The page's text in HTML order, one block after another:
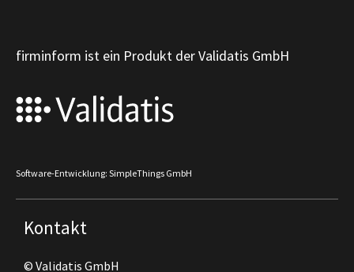
firminform ist ein Produkt der Validatis GmbH
Software-Entwicklung: SimpleThings GmbH
Kontakt
© Validatis GmbH